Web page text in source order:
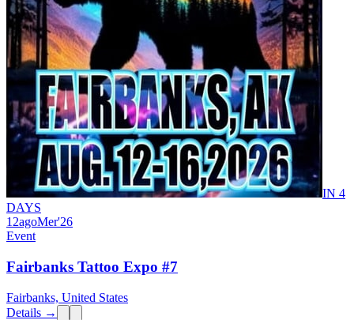
IN 4
DAYS
12agoMer'26
Event
Fairbanks Tattoo Expo #7
Fairbanks, United States
Details →